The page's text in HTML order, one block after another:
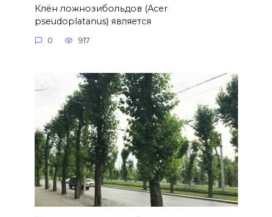
Клён ложнозибольдов (Acer
pseudoplatanus) является
0 917